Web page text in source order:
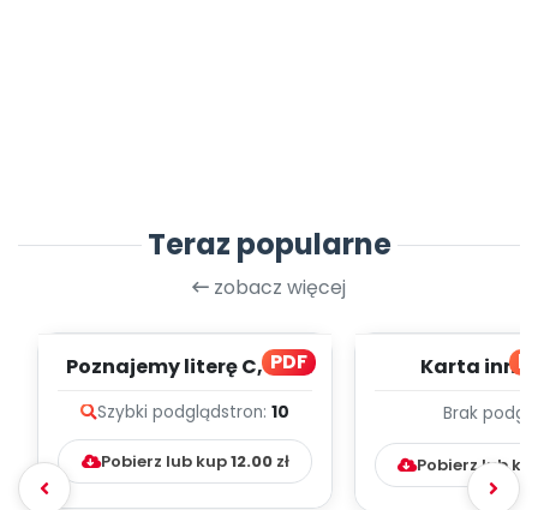
Teraz popularne
zobacz więcej
PDF
Poznajemy literę C, cz. 1
Szybki podglądstron: 10
Pobierz lub kup12.00zł
Karta
Brak
Pobierz lub